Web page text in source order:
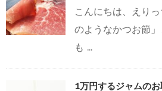
こんにちは、えり
のようなかつお節
も ...
1万円するジャムの